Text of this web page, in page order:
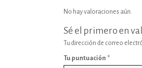
No hay valoraciones aún.
Sé el primero en
Tu dirección de correo
Tu puntuación *